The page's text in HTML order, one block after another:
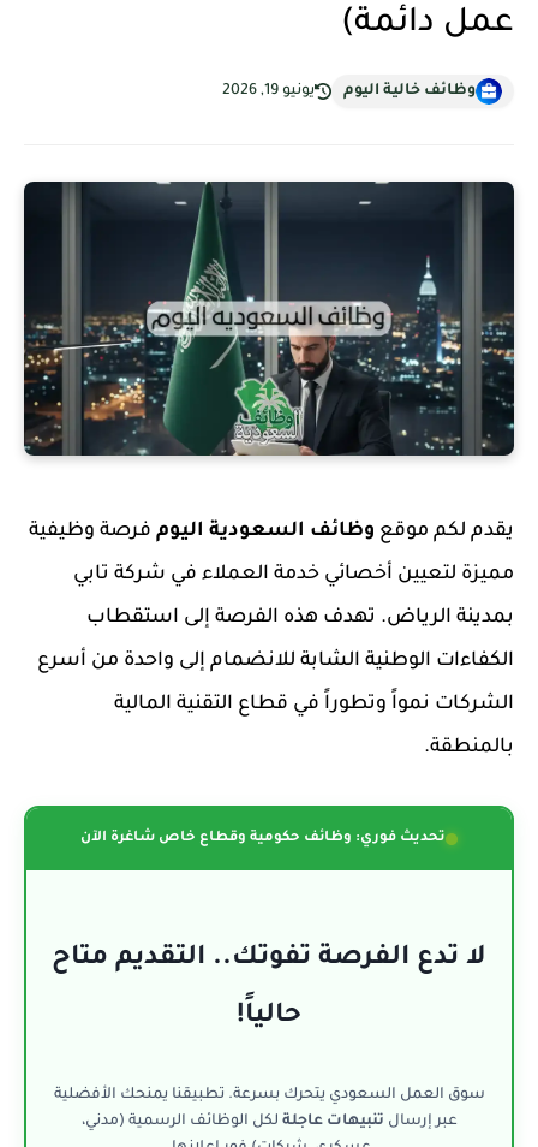
عمل دائمة)
وظائف خالية اليوم يونيو 19, 2026
يقدم لكم موقع وظائف السعودية اليوم فرصة وظيفية
مميزة لتعيين أخصائي خدمة العملاء في شركة تابي
بمدينة الرياض. تهدف هذه الفرصة إلى استقطاب
الكفاءات الوطنية الشابة للانضمام إلى واحدة من أسرع
الشركات نمواً وتطوراً في قطاع التقنية المالية
بالمنطقة.
تحديث فوري: وظائف حكومية وقطاع خاص شاغرة الآن
لا تدع الفرصة تفوتك.. التقديم متاح
حالياً!
سوق العمل السعودي يتحرك بسرعة. تطبيقنا يمنحك الأفضلية
عبر إرسال تنبيهات عاجلة لكل الوظائف الرسمية (مدني،